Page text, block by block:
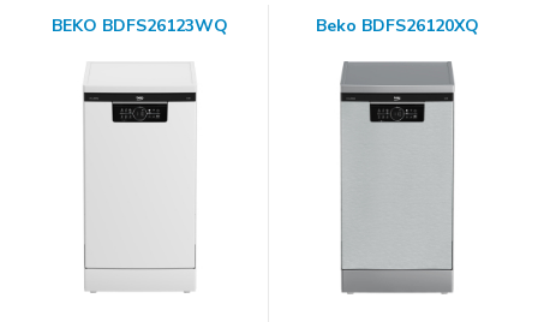
BEKO BDFS26123WQ Beko BDFS26120XQ